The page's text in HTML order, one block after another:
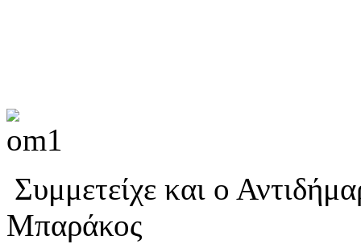
Συμμετείχε και ο
Μπαράκος